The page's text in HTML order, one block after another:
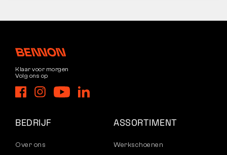
Klaar voor morgen
Volg ons op
BEDRIJF
Over ons
ASSORTIMENT
Werkschoenen